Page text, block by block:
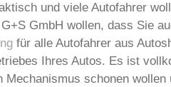
und viele Autofahrer
GmbH wollen, dass Sie
für alle Autofahrer aus
Ihres Autos. Es ist
Mechanismus schonen